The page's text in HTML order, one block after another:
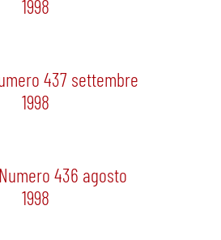
1998
437 settembre
1998
436 agosto
1998